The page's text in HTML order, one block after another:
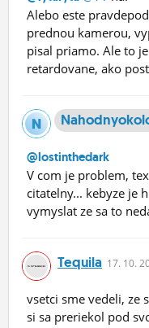
Alebo este
prednou kamerou,
pisal priamo. Ale to
retardovane, ako
@lostinthedark
V com je problem,
citatelny... kebyze je
vymyslat ze sa to
Tequila 17. 10.
vsetci sme vedeli, ze
si sa preriekol pod